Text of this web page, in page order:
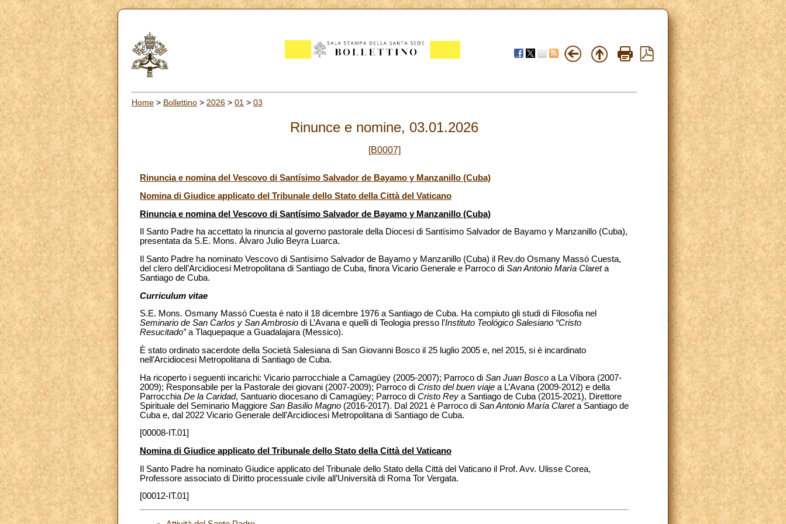
Home > Bollettino > 2026 > 01 > 03
Rinunce e nomine, 03.01.2026
[B0007]
Rinuncia e nomina del Vescovo di Santísimo Salvador de Bayamo y Manzanillo (Cuba)
Nomina di Giudice applicato del Tribunale dello Stato della Città del Vaticano
Rinuncia e nomina del Vescovo di Santísimo Salvador de Bayamo y Manzanillo (Cuba)
Il Santo Padre ha accettato la rinuncia al governo pastorale della Diocesi di Santísimo Salvador de Bayamo y Manzanillo (Cuba),
presentata da S.E. Mons. Álvaro Julio Beyra Luarca.
Il Santo Padre ha nominato Vescovo di Santísimo Salvador de Bayamo y Manzanillo (Cuba) il Rev.do Osmany Massó Cuesta,
del clero dell’Arcidiocesi Metropolitana di Santiago de Cuba, finora Vicario Generale e Parroco di San Antonio María Clareta
Santiago de Cuba.
Curriculum vitae
S.E. Mons. Osmany Massó Cuesta è nato il 18 dicembre 1976 a Santiago de Cuba. Ha compiuto gli studi di Filosofia nel
Seminario de San Carlos y San Ambrosio di L’Avana e quelli di Teologia presso l’Instituto Teológico Salesiano “Cristo
Resucitado”a Tlaquepaque a Guadalajara (Messico).
È stato ordinato sacerdote della Società Salesiana di San Giovanni Bosco il 25 luglio 2005 e, nel 2015, si è incardinato
nell’Arcidiocesi Metropolitana di Santiago de Cuba.
Ha ricoperto i seguenti incarichi: Vicario parrocchiale a Camagüey (2005-2007); Parroco di San Juan Bosco a La Víbora (2007-
2009); Responsabile per la Pastorale dei giovani (2007-2009); Parroco di Cristo del buen viaje a L’Avana (2009-2012) e della
Parrocchia De la Caridad, Santuario diocesano di Camagüey; Parroco di Cristo Rey a Santiago de Cuba (2015-2021), Direttore
Spirituale del Seminario Maggiore San Basilio Magno (2016-2017). Dal 2021 è Parroco di San Antonio María Clareta Santiago de
Cuba e, dal 2022 Vicario Generale dell’Arcidiocesi Metropolitana di Santiago de Cuba.
[00008-IT.01]
Nomina di Giudice applicato del Tribunale dello Stato della Città del Vaticano
Il Santo Padre ha nominato Giudice applicato del Tribunale dello Stato della Città del Vaticano il Prof. Avv. Ulisse Corea,
Professore associato di Diritto processuale civile all’Università di Roma Tor Vergata.
[00012-IT.01]